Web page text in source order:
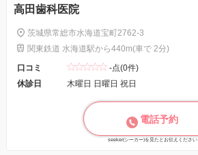
高田歯科医院
茨城県常総市水海道宝町2762-3
関東鉄道 水海道駅から440m(車で 2分)
口コミ
-点(0件)
休診日
木曜日 日曜日 祝日
電話予約
seeker(シーカー)を見たとお伝えください